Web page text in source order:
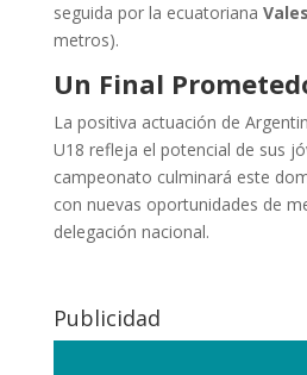
seguida por la ecuatoriana
metros).
Un Final
La positiva actuación de
U18 refleja el potencial de sus
campeonato culminará este
con nuevas oportunidades de
delegación nacional.
Publicidad